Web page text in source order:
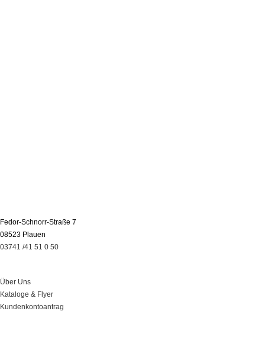
Fedor-Schnorr-Straße 7
08523 Plauen
03741 /41 51 0 50
Über Uns
Kataloge & Flyer
Kundenkontoantrag